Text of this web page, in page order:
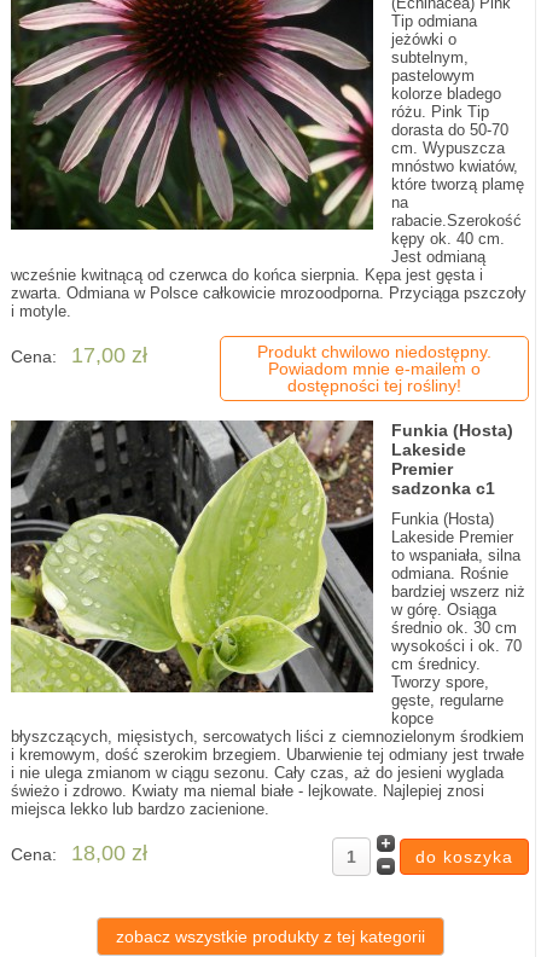
Tip odmiana
jeżówki o
subtelnym,
pastelowym
kolorze bladego
różu. Pink Tip
dorasta do 50-70
cm. Wypuszcza
mnóstwo kwiatów,
które tworzą plamę
na
rabacie.Szerokość
kępy ok. 40 cm.
Jest odmianą
wcześnie kwitnącą od czerwca do końca sierpnia. Kępa jest gęsta i
zwarta. Odmiana w Polsce całkowicie mrozoodporna. Przyciąga pszczoły
i motyle.
Cena: 17,00 zł
Produkt chwilowo niedostępny.
Powiadom mnie e-mailem o
dostępności tej rośliny!
Funkia (Hosta)
Lakeside
Premier
sadzonka c1
Funkia (Hosta)
Lakeside Premier
to wspaniała, silna
odmiana. Rośnie
bardziej wszerz niż
w górę. Osiąga
średnio ok. 30 cm
wysokości i ok. 70
cm średnicy.
Tworzy spore,
gęste, regularne
kopce
błyszczących, mięsistych, sercowatych liści z ciemnozielonym środkiem
i kremowym, dość szerokim brzegiem. Ubarwienie tej odmiany jest trwałe
i nie ulega zmianom w ciągu sezonu. Cały czas, aż do jesieni wyglada
świeżo i zdrowo. Kwiaty ma niemal białe - lejkowate. Najlepiej znosi
miejsca lekko lub bardzo zacienione.
Cena: 18,00 zł
zobacz wszystkie produkty z tej kategorii